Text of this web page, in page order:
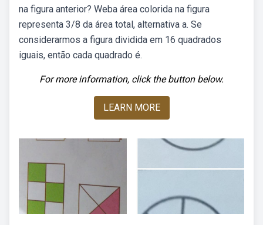
na figura anterior? Weba área colorida na figura
representa 3/8 da área total, alternativa a. Se
considerarmos a figura dividida em 16 quadrados
iguais, então cada quadrado é.
For more information, click the button below.
LEARN MORE